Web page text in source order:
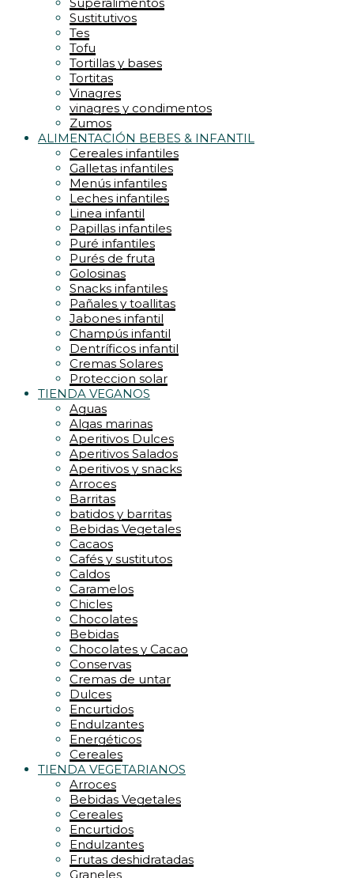
Sustitutivos
Tes
Tofu
Tortillas y bases
Tortitas
Vinagres
vinagres y condimentos
Zumos
ALIMENTACIÓN BEBES & INFANTIL
Cereales infantiles
Galletas infantiles
Menús infantiles
Leches infantiles
Linea infantil
Papillas infantiles
Puré infantiles
Purés de fruta
Golosinas
Snacks infantiles
Pañales y toallitas
Jabones infantil
Champús infantil
Dentríficos infantil
Cremas Solares
Proteccion solar
TIENDA VEGANOS
Aguas
Algas marinas
Aperitivos Dulces
Aperitivos Salados
Aperitivos y snacks
Arroces
Barritas
batidos y barritas
Bebidas Vegetales
Cacaos
Cafés y sustitutos
Caldos
Caramelos
Chicles
Chocolates
Bebidas
Chocolates y Cacao
Conservas
Cremas de untar
Dulces
Encurtidos
Endulzantes
Energéticos
Cereales
TIENDA VEGETARIANOS
Arroces
Bebidas Vegetales
Cereales
Encurtidos
Endulzantes
Frutas deshidratadas
Graneles